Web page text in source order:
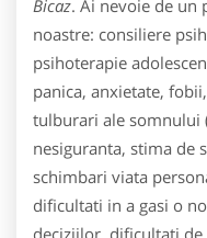
Bicaz. Ai nevoie de un
noastre: consiliere
psihoterapie
panica, anxietate,
tulburari ale somnului
nesiguranta, stima de
schimbari viata
dificultati in a gasi o
deciziilor, dificultati de